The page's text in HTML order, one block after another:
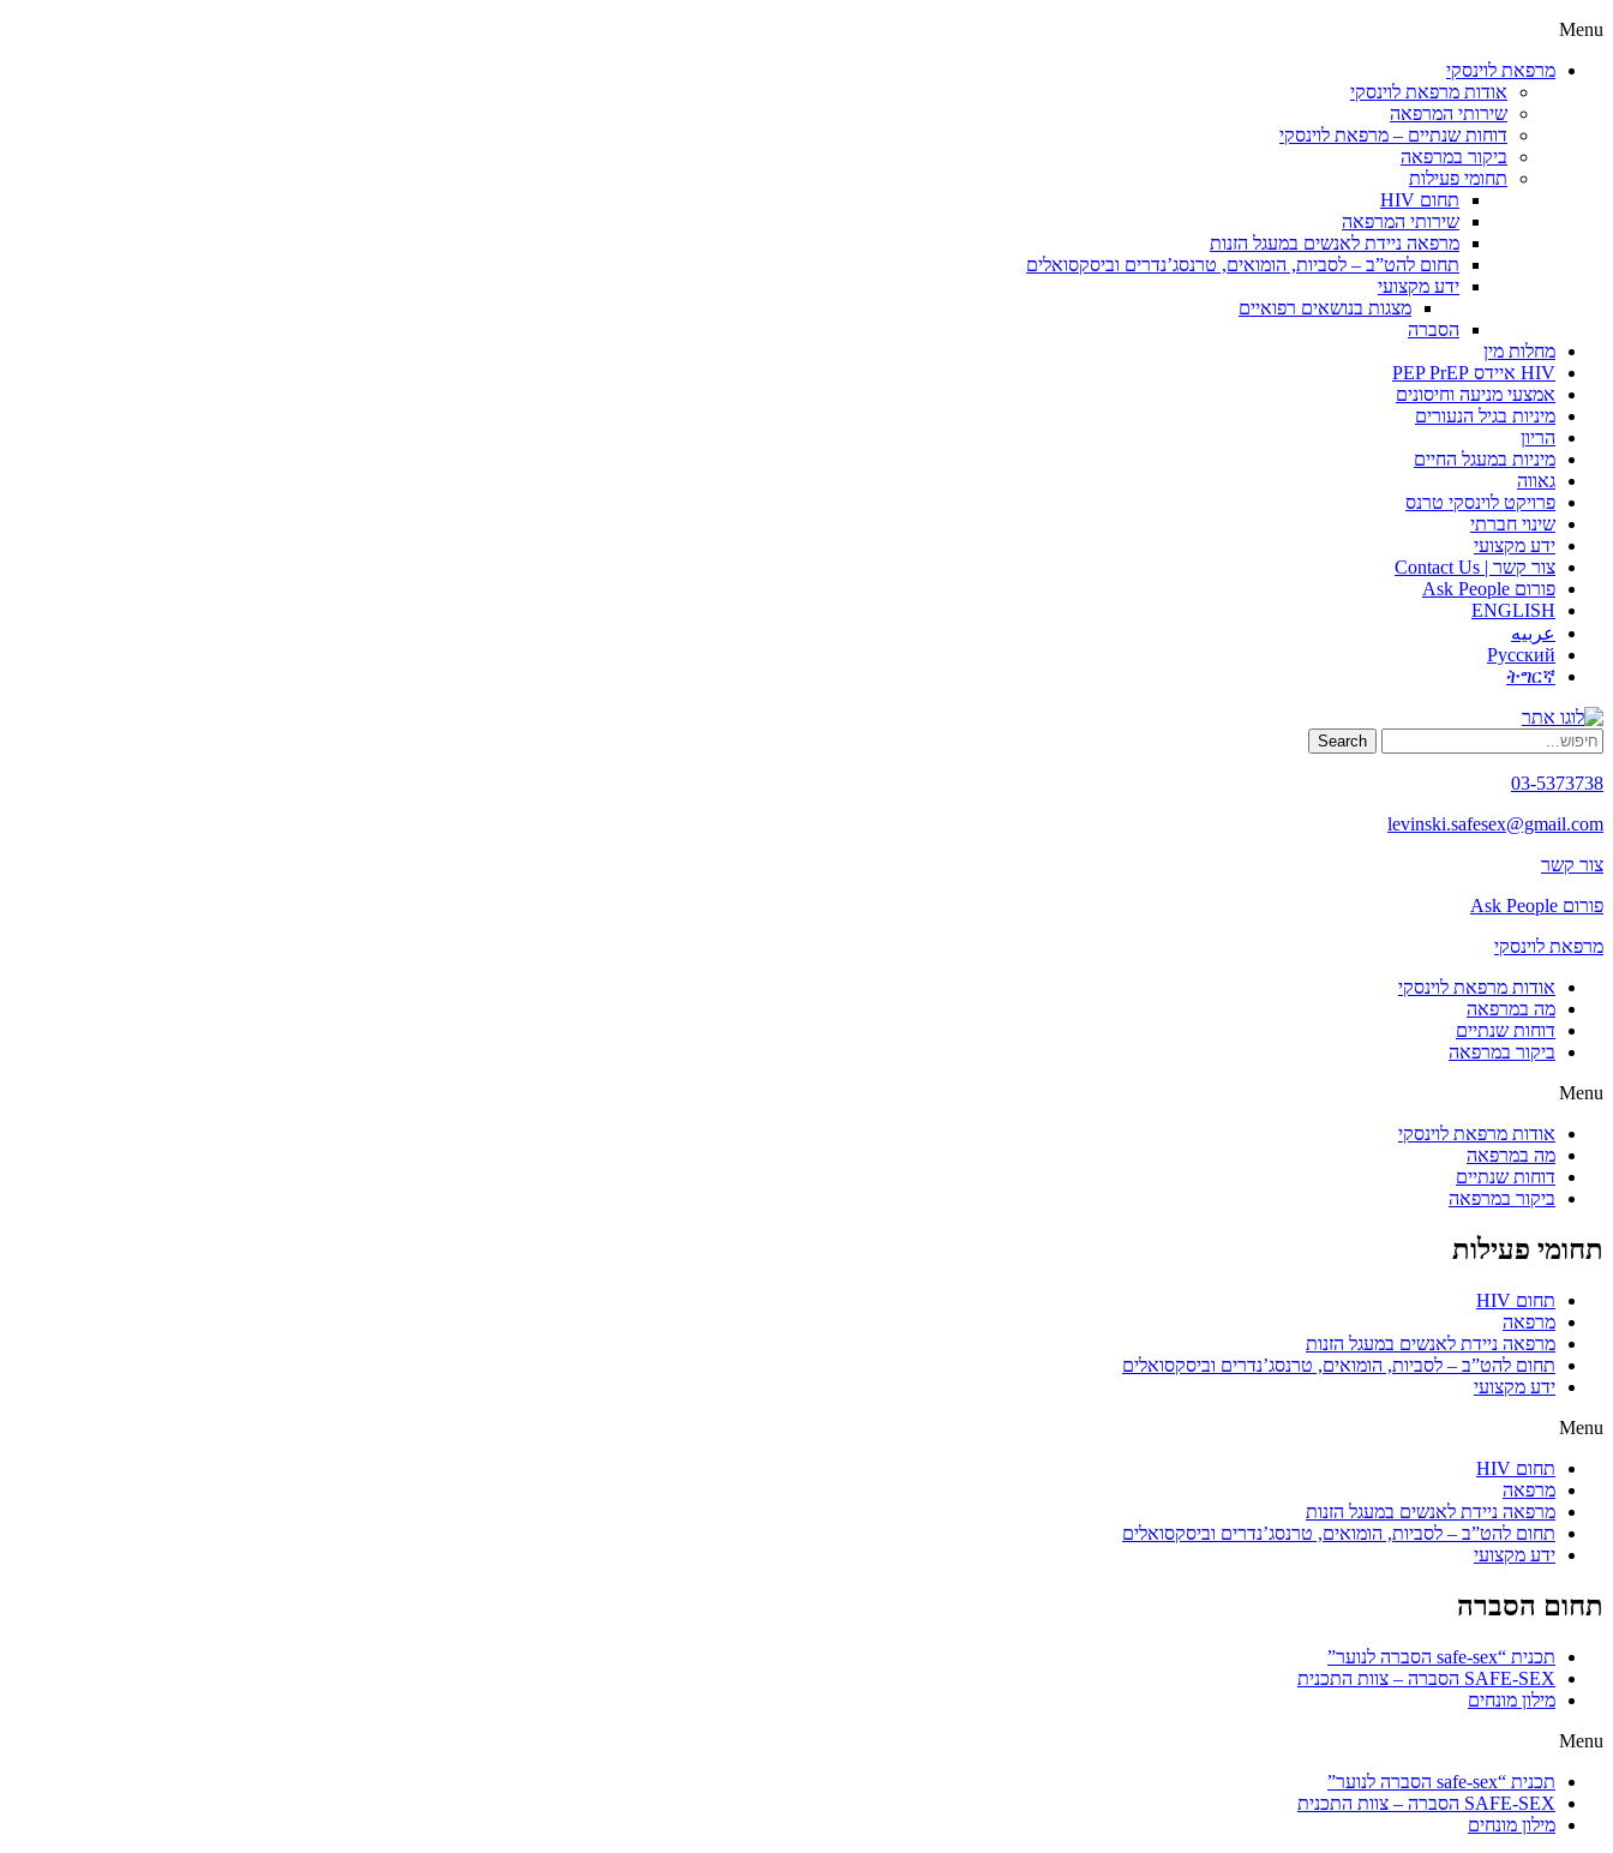
Menu
מרפאת לוינסקי
אודות מרפאת לוינסקי
שירותי המרפאה
דוחות שנתיים – מרפאת לוינסקי
ביקור במרפאה
תחומי פעילות
תחום HIV
שירותי המרפאה
מרפאה ניידת לאנשים במעגל הזנות
תחום להט”ב – לסביות, הומואים, טרנסג’נדרים וביסקסואלים
ידע מקצועי
מצגות בנושאים רפואיים
הסברה
מחלות מין
HIV איידס PEP PrEP
אמצעי מניעה וחיסונים
מיניות בגיל הנעורים
הריון
מיניות במעגל החיים
גאווה
פרויקט לוינסקי טרנס
שינוי חברתי
ידע מקצועי
צור קשר | Contact Us
פורום Ask People
ENGLISH
عربيه
Русский
ትግርኛ
Search
03-5373738
levinski.safesex@gmail.com
צור קשר
פורום Ask People
מרפאת לוינסקי
אודות מרפאת לוינסקי
מה במרפאה
דוחות שנתיים
ביקור במרפאה
Menu
אודות מרפאת לוינסקי
מה במרפאה
דוחות שנתיים
ביקור במרפאה
תחומי פעילות
תחום HIV
מרפאה
מרפאה ניידת לאנשים במעגל הזנות
תחום להט”ב – לסביות, הומואים, טרנסג’נדרים וביסקסואלים
ידע מקצועי
Menu
תחום HIV
מרפאה
מרפאה ניידת לאנשים במעגל הזנות
תחום להט”ב – לסביות, הומואים, טרנסג’נדרים וביסקסואלים
ידע מקצועי
תחום הסברה
תכנית “safe-sex הסברה לנוער”
SAFE-SEX הסברה – צוות התכנית
מילון מונחים
Menu
תכנית “safe-sex הסברה לנוער”
SAFE-SEX הסברה – צוות התכנית
מילון מונחים